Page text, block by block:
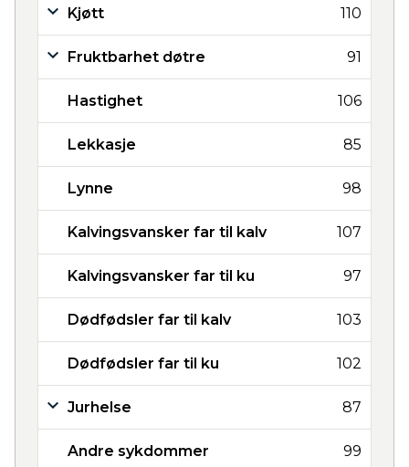
Kjøtt 110
Fruktbarhet døtre 91
Hastighet 106
Lekkasje 85
Lynne 98
Kalvingsvansker far til kalv 107
Kalvingsvansker far til ku 97
Dødfødsler far til kalv 103
Dødfødsler far til ku 102
Jurhelse 87
Andre sykdommer 99